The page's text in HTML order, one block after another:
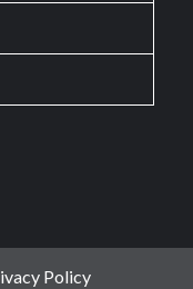
Policy